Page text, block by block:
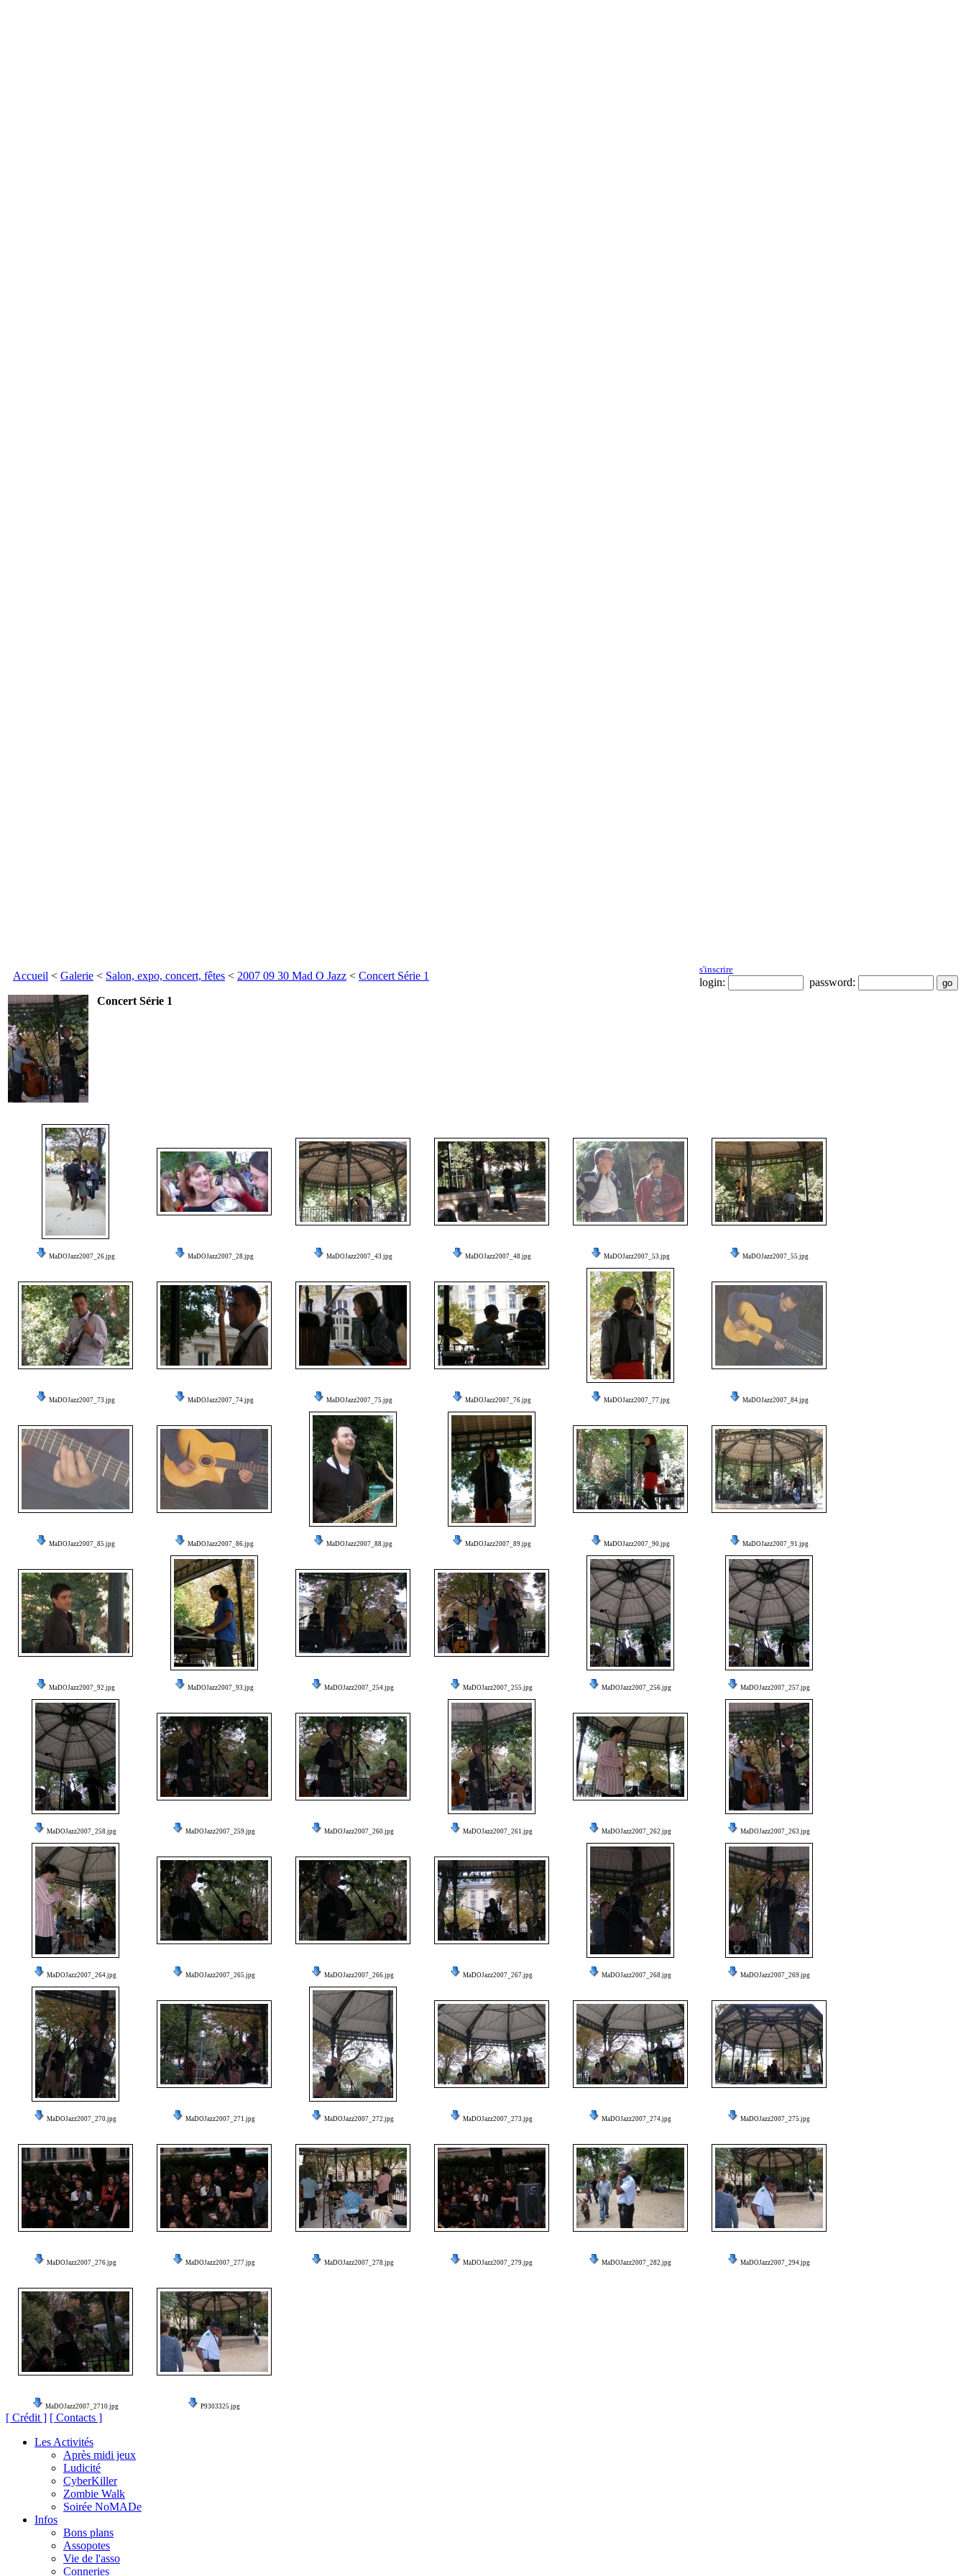
Accueil < Galerie < Salon, expo, concert, fêtes < 2007 09 30 Mad O Jazz < Concert Série 1
s'inscrire
login:
password:
Concert Série 1
MaDOJazz2007_26.jpg MaDOJazz2007_28.jpg MaDOJazz2007_43.jpg MaDOJazz2007_48.jpg MaDOJazz2007_53.jpg MaDOJazz2007_55.jpg
MaDOJazz2007_73.jpg MaDOJazz2007_74.jpg MaDOJazz2007_75.jpg MaDOJazz2007_76.jpg MaDOJazz2007_77.jpg MaDOJazz2007_84.jpg
MaDOJazz2007_85.jpg MaDOJazz2007_86.jpg MaDOJazz2007_88.jpg MaDOJazz2007_89.jpg MaDOJazz2007_90.jpg MaDOJazz2007_91.jpg
MaDOJazz2007_92.jpg MaDOJazz2007_93.jpg MaDOJazz2007_254.jpg MaDOJazz2007_255.jpg MaDOJazz2007_256.jpg MaDOJazz2007_257.jpg
MaDOJazz2007_258.jpg MaDOJazz2007_259.jpg MaDOJazz2007_260.jpg MaDOJazz2007_261.jpg MaDOJazz2007_262.jpg MaDOJazz2007_263.jpg
MaDOJazz2007_264.jpg MaDOJazz2007_265.jpg MaDOJazz2007_266.jpg MaDOJazz2007_267.jpg MaDOJazz2007_268.jpg MaDOJazz2007_269.jpg
MaDOJazz2007_270.jpg MaDOJazz2007_271.jpg MaDOJazz2007_272.jpg MaDOJazz2007_273.jpg MaDOJazz2007_274.jpg MaDOJazz2007_275.jpg
MaDOJazz2007_276.jpg MaDOJazz2007_277.jpg MaDOJazz2007_278.jpg MaDOJazz2007_279.jpg MaDOJazz2007_282.jpg MaDOJazz2007_294.jpg
MaDOJazz2007_2710.jpg P9303325.jpg
[ Crédit ] [ Contacts ]
Les Activités
Après midi jeux
Ludicité
CyberKiller
Zombie Walk
Soirée NoMADe
Infos
Bons plans
Assopotes
Vie de l'asso
Conneries